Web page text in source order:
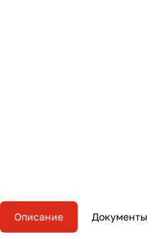
Описание Документы